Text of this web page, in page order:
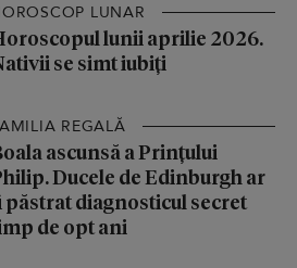
LUNAR
lunii aprilie 2026.
se simt iubiți
REGALĂ
ascunsă a Prințului
Ducele de Edinburgh ar
păstrat diagnosticul secret
de opt ani